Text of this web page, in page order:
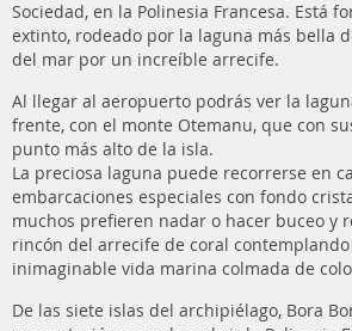
Sociedad, en la Polinesia Francesa. Está
extinto, rodeado por la laguna más bella
del mar por un increíble arrecife.
Al llegar al aeropuerto podrás ver la
frente, con el monte Otemanu, que con
punto más alto de la isla.
La preciosa laguna puede recorrerse en
embarcaciones especiales con fondo
muchos prefieren nadar o hacer buceo y
rincón del arrecife de coral
inimaginable vida marina colmada de
De las siete islas del archipiélago, Bora